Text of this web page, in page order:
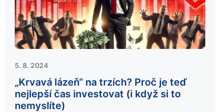
5. 8. 2024
„Krvavá lázeň“ na trzích? Proč je teď
nejlepší čas investovat (i když si to
nemyslíte)